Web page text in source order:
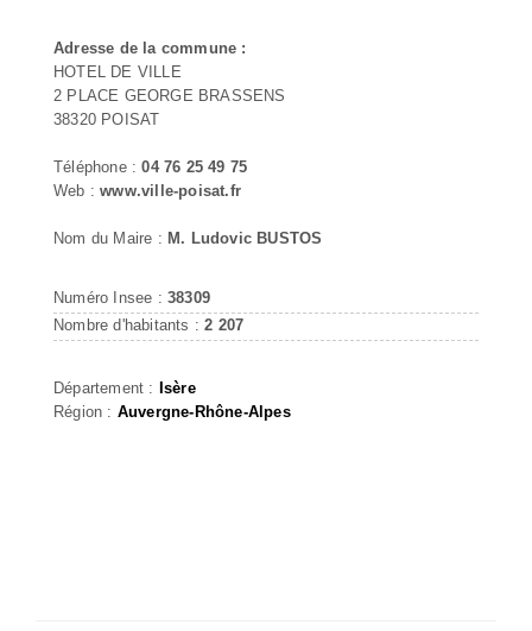
Adresse de la commune :
HOTEL DE VILLE
2 PLACE GEORGE BRASSENS
38320 POISAT
Téléphone :04 76 25 49 75
Web :www.ville-poisat.fr
Nom du Maire : M. Ludovic BUSTOS
Numéro Insee : 38309
Nombre d'habitants :2 207
Département : Isère
Région : Auvergne-Rhône-Alpes